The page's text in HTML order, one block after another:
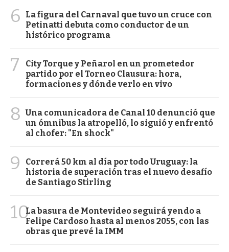
6
La figura del Carnaval que tuvo un cruce con
Petinatti debuta como conductor de un
histórico programa
7
City Torque y Peñarol en un prometedor
partido por el Torneo Clausura: hora,
formaciones y dónde verlo en vivo
8 Una comunicadora de Canal 10 denunció que
un ómnibus la atropelló, lo siguió y enfrentó
al chofer: "En shock"
9
Correrá 50 km al día por todo Uruguay: la
historia de superación tras el nuevo desafío
de Santiago Stirling
10La basura de Montevideo seguirá yendo a
Felipe Cardoso hasta al menos 2055, con las
obras que prevé la IMM